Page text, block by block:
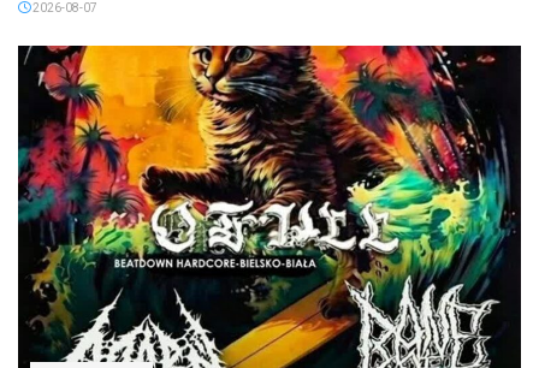
2026-08-07